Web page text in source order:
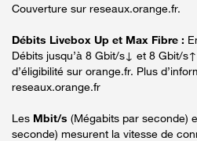
Couverture sur reseaux.orange.fr.
Débits Livebox Up et Max Fibre :
Débits jusqu’à 8 Gbit/s↓ et 8 Gbit/
d’éligibilité sur orange.fr. Plus
reseaux.orange.fr
Les Mbit/s (Mégabits par seconde)
seconde) mesurent la vitesse de